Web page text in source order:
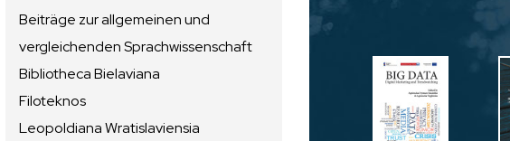
Beiträge zur allgemeinen und
vergleichenden Sprachwissenschaft
Bibliotheca Bielaviana
Filoteknos
Leopoldiana Wratislaviensia